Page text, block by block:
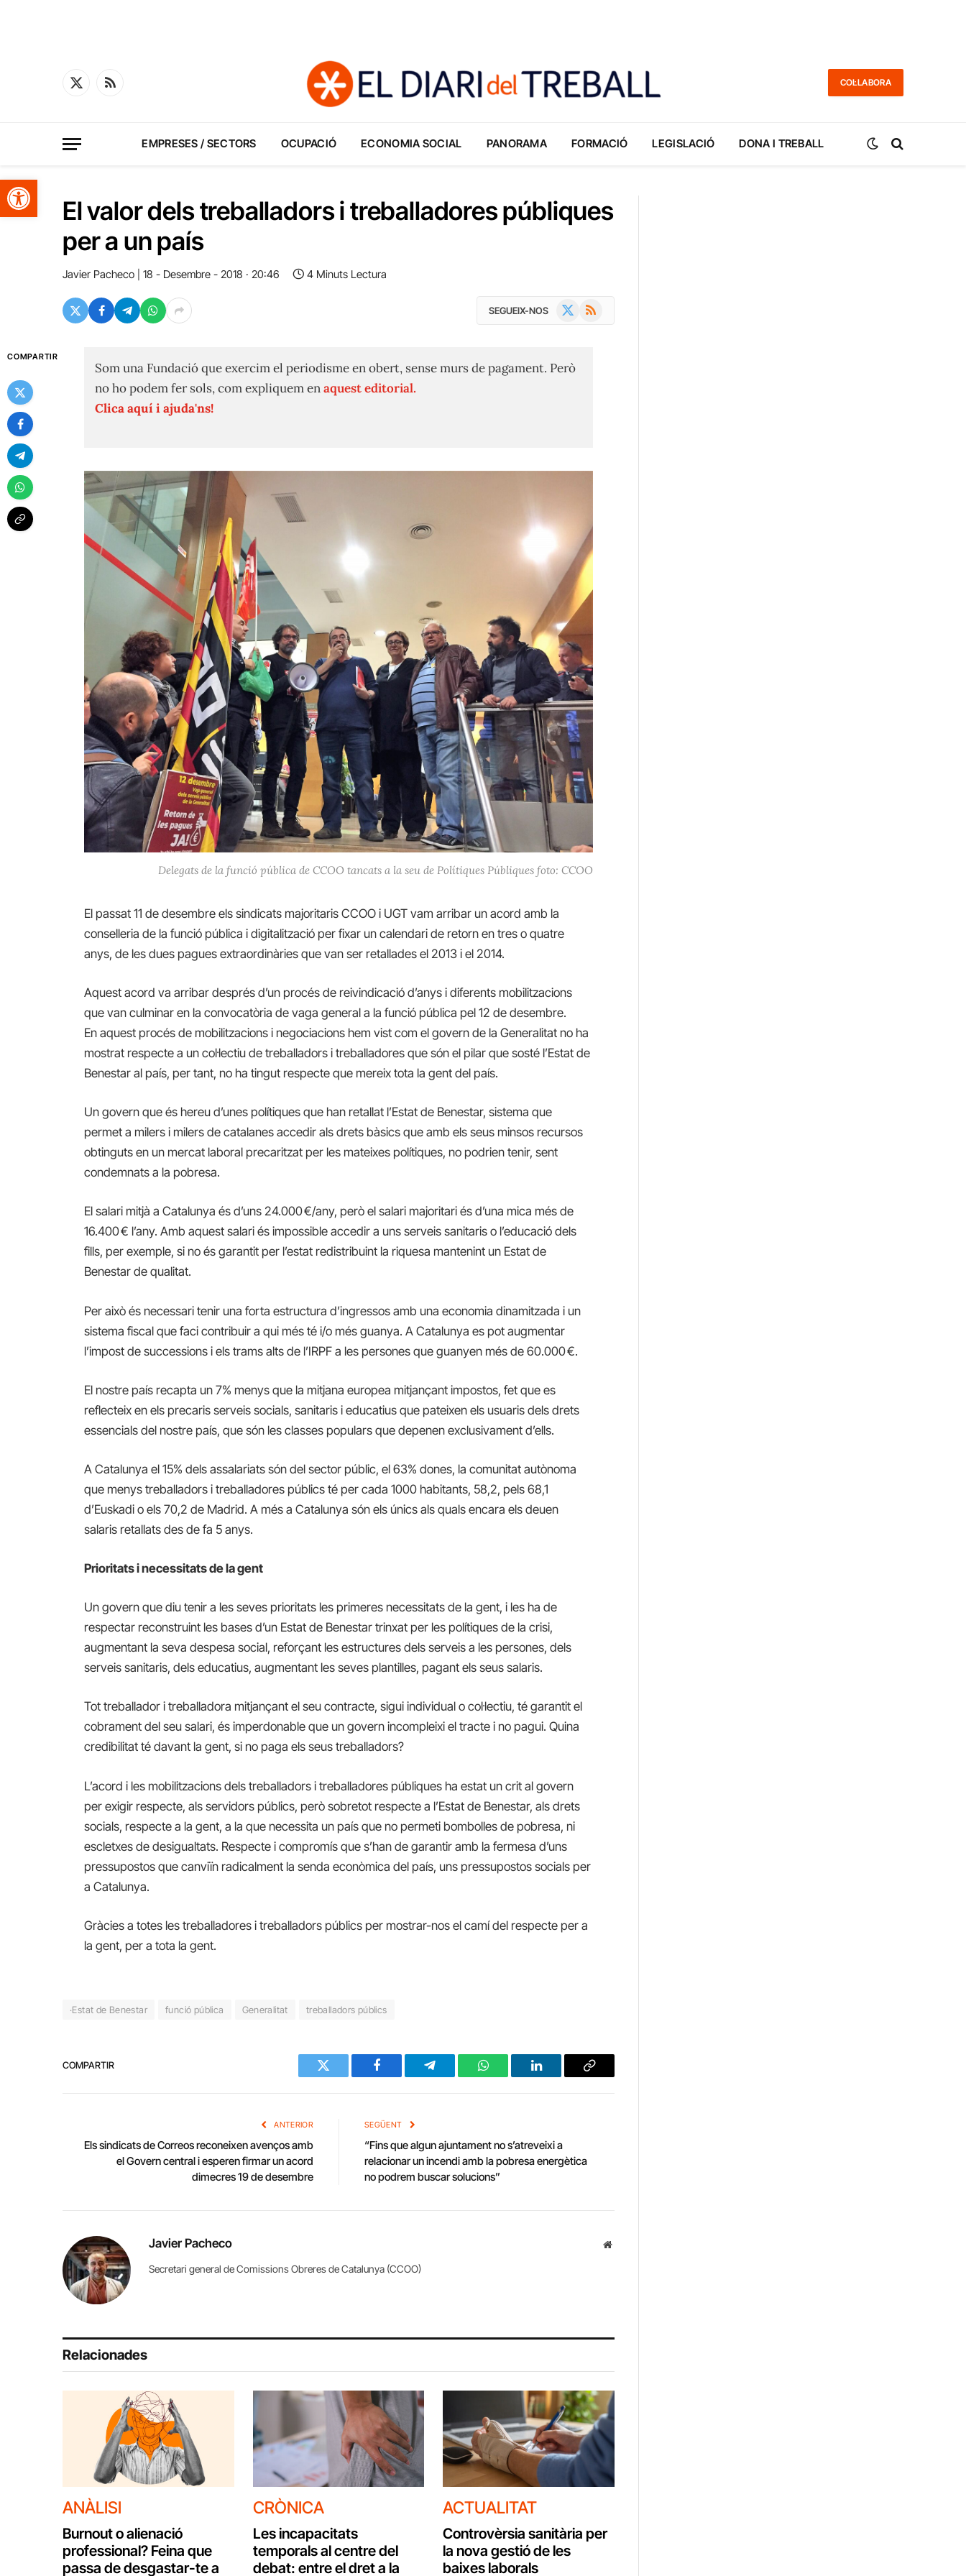
Obre la barra d'eines
X
RSS
COL·LABORA
EMPRESES / SECTORS OCUPACIÓ ECONOMIA SOCIAL PANORAMA FORMACIÓ LEGISLACIÓ DONA I TREBALL
El valor dels treballadors i treballadores públiques
per a un país
Javier Pacheco 18 - Desembre - 2018 · 20:46 4 Minuts Lectura
SEGUEIX-NOS RSS
COMPARTIR
Som una Fundació que exercim el periodisme en obert, sense murs de pagament. Però
no ho podem fer sols, com expliquem enaquest editorial.
Clica aquí i ajuda'ns!
Delegats de la funció pública de CCOO tancats a la seu de Polítiques Públiques foto: CCOO
El passat 11 de desembre els sindicats majoritaris CCOO i UGT vam arribar un acord amb la
conselleria de la funció pública i digitalització per fixar un calendari de retorn en tres o quatre
anys, de les dues pagues extraordinàries que van ser retallades el 2013 i el 2014.
Aquest acord va arribar després d’un procés de reivindicació d’anys i diferents mobilitzacions
que van culminar en la convocatòria de vaga general a la funció pública pel 12 de desembre.
En aquest procés de mobilitzacions i negociacions hem vist com el govern de la Generalitat no ha
mostrat respecte a un col·lectiu de treballadors i treballadores que són el pilar que sosté l’Estat de
Benestar al país, per tant, no ha tingut respecte que mereix tota la gent del país.
Un govern que és hereu d’unes polítiques que han retallat l’Estat de Benestar, sistema que
permet a milers i milers de catalanes accedir als drets bàsics que amb els seus minsos recursos
obtinguts en un mercat laboral precaritzat per les mateixes polítiques, no podrien tenir, sent
condemnats a la pobresa.
El salari mitjà a Catalunya és d’uns 24.000 €/any, però el salari majoritari és d’una mica més de
16.400 € l’any. Amb aquest salari és impossible accedir a uns serveis sanitaris o l’educació dels
fills, per exemple, si no és garantit per l’estat redistribuint la riquesa mantenint un Estat de
Benestar de qualitat.
Per això és necessari tenir una forta estructura d’ingressos amb una economia dinamitzada i un
sistema fiscal que faci contribuir a qui més té i/o més guanya. A Catalunya es pot augmentar
l’impost de successions i els trams alts de l’IRPF a les persones que guanyen més de 60.000 €.
El nostre país recapta un 7% menys que la mitjana europea mitjançant impostos, fet que es
reflecteix en els precaris serveis socials, sanitaris i educatius que pateixen els usuaris dels drets
essencials del nostre país, que són les classes populars que depenen exclusivament d’ells.
A Catalunya el 15% dels assalariats són del sector públic, el 63% dones, la comunitat autònoma
que menys treballadors i treballadores públics té per cada 1000 habitants, 58,2, pels 68,1
d’Euskadi o els 70,2 de Madrid. A més a Catalunya són els únics als quals encara els deuen
salaris retallats des de fa 5 anys.
Prioritats i necessitats de la gent
Un govern que diu tenir a les seves prioritats les primeres necessitats de la gent, i les ha de
respectar reconstruint les bases d’un Estat de Benestar trinxat per les polítiques de la crisi,
augmentant la seva despesa social, reforçant les estructures dels serveis a les persones, dels
serveis sanitaris, dels educatius, augmentant les seves plantilles, pagant els seus salaris.
Tot treballador i treballadora mitjançant el seu contracte, sigui individual o col·lectiu, té garantit el
cobrament del seu salari, és imperdonable que un govern incompleixi el tracte i no pagui. Quina
credibilitat té davant la gent, si no paga els seus treballadors?
L’acord i les mobilitzacions dels treballadors i treballadores públiques ha estat un crit al govern
per exigir respecte, als servidors públics, però sobretot respecte a l’Estat de Benestar, als drets
socials, respecte a la gent, a la que necessita un país que no permeti bombolles de pobresa, ni
escletxes de desigualtats. Respecte i compromís que s’han de garantir amb la fermesa d’uns
pressupostos que canviïn radicalment la senda econòmica del país, uns pressupostos socials per
a Catalunya.
Gràcies a totes les treballadores i treballadors públics per mostrar-nos el camí del respecte per a
la gent, per a tota la gent.
·Estat de Benestar funció pública Generalitat treballadors públics
COMPARTIR
Twitter Facebook Telegram WhatsAppLinkedIn Copy
ANTERIOR
Els sindicats de Correos reconeixen avenços amb
el Govern central i esperen firmar un acord
dimecres 19 de desembre
SEGÜENT
“Fins que algun ajuntament no s’atreveixi a
relacionar un incendi amb la pobresa energètica
no podrem buscar solucions”
Javier Pacheco Website
Secretari general de Comissions Obreres de Catalunya (CCOO)
Relacionades
ANÀLISI
Burnout o alienació
professional? Feina que
passa de desgastar-te a
CRÒNICA
Les incapacitats
temporals al centre del
debat: entre el dret a la
ACTUALITAT
Controvèrsia sanitària per
la nova gestió de les
baixes laborals